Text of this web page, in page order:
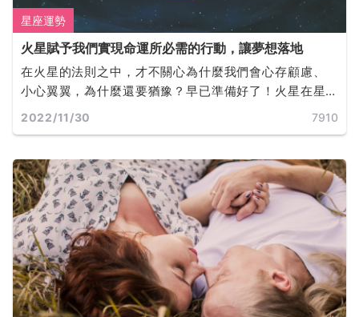
星座運勢
火星賦予我們實現命運所必需的行動，讓夢想落地
在火星的法則之中，才不關心為什麼我們會心存顧慮、
小心翼翼，為什麼還要猶豫？早已準備好了！火星在星
盤中的位置決定了我們是誰，以及我們此生的目標。火
2022/11/30 7910